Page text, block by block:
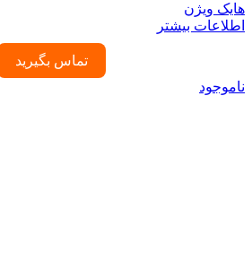
هایک ویژن
اطلاعات بیشتر
تماس بگیرید
ناموجود